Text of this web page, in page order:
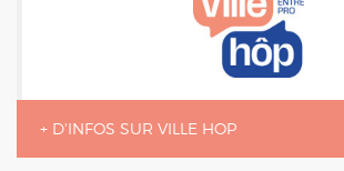
+ D'INFOS SUR VILLE HOP